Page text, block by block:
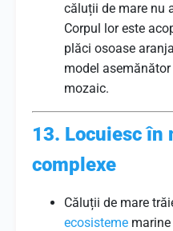
căluții de mare nu
Corpul lor este
plăci osoase
model
mozaic.
13. Locuiesc în
complexe
Căluții de mare
ecosisteme